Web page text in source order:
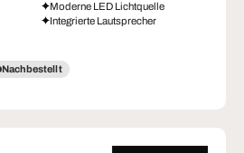
Moderne LED Lichtquelle
Integrierte Lautsprecher
Nachbestellt